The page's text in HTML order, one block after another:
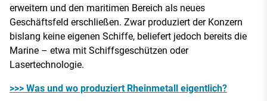
erweitern und den maritimen Bereich als neues
Geschäftsfeld erschließen. Zwar produziert der Konzern
bislang keine eigenen Schiffe, beliefert jedoch bereits die
Marine – etwa mit Schiffsgeschützen oder
Lasertechnologie.
>>> Was und wo produziert Rheinmetall eigentlich?